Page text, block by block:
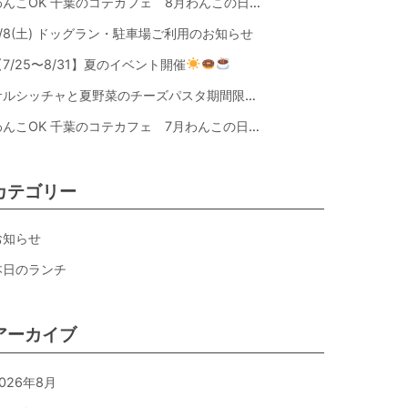
土) ドッグラン・駐車場ご利用のお知らせ
7/25〜8/31】夏のイベント開催
サルシッチャと夏野菜のチーズパスタ期間限定新メニュー登場！
わんこOK 千葉のコテカフェ 7月わんこの日 白身魚とカラフルやさいのオムレツ
テゴリー
知らせ
日のランチ
ーカイブ
年8月